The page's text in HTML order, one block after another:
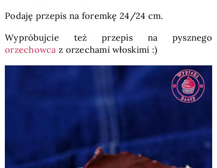
Podaję przepis na foremkę 24/24 cm.
Wypróbujcie też przepis na pysznego
orzechowca z orzechami włoskimi :)